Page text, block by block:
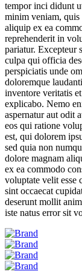
tempor inci didunt
minim veniam,
aliquip ex ea
reprehenderit in
pariatur. Excepteur
culpa qui officia
perspiciatis unde
doloremque
inventore veritatis
explicabo. Nemo
aspernatur aut odit
eos qui ratione
est, qui dolorem
sed quia non
dolore magnam
ex ea commodo
voluptate velit esse
sint occaecat
deserunt mollit
iste natus error sit